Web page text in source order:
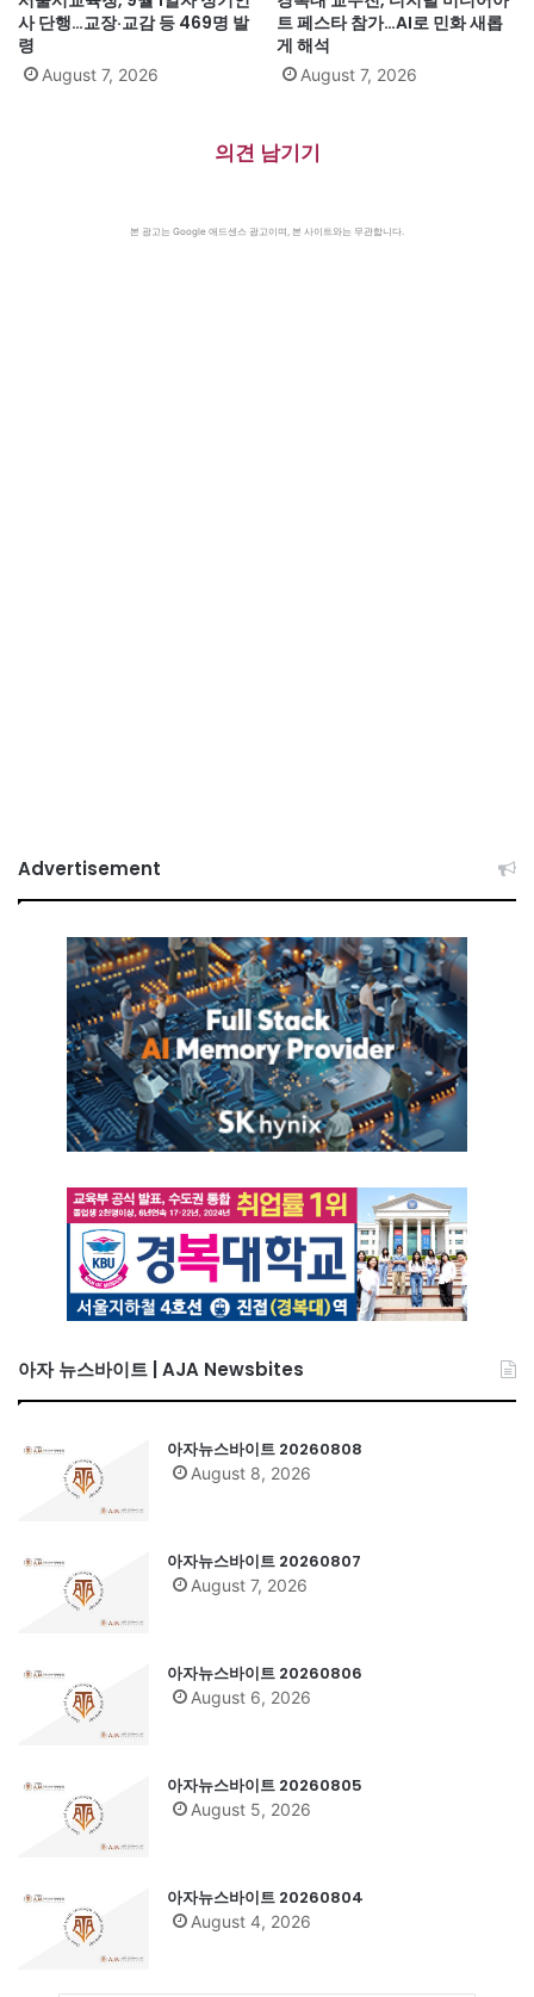
사 단행…교장·교감 등 469명 발
령
August 7, 2026
트 페스타 참가…AI로 민화 새롭
게 해석
August 7, 2026
의견 남기기
본 광고는 Google 애드센스 광고이며, 본 사이트와는 무관합니다.
Advertisement
아자 뉴스바이트 | AJA Newsbites
아자뉴스바이트 20260808
August 8, 2026
아자뉴스바이트 20260807
August 7, 2026
아자뉴스바이트 20260806
August 6, 2026
아자뉴스바이트 20260805
August 5, 2026
아자뉴스바이트 20260804
August 4, 2026